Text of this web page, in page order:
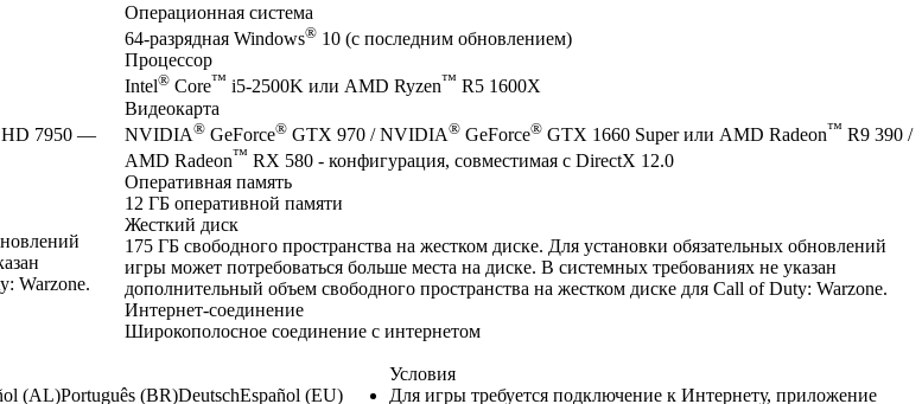
HD 7950 —
Warzone.
Операционная система
64-разрядная Windows® 10 (с последним обновлением)
Процессор
Intel® Core™ i5-2500K или AMD Ryzen™ R5 1600X
Видеокарта
NVIDIA® GeForce® GTX 970 / NVIDIA® GeForce® GTX 1660 Super или AMD Radeon™ R9 390 /
AMD Radeon™ RX 580 - конфигурация, совместимая с DirectX 12.0
Оперативная память
12 ГБ оперативной памяти
Жесткий диск
175 ГБ свободного пространства на жестком диске. Для установки обязательных обновлений
игры может потребоваться больше места на диске. В системных требованиях не указан
дополнительный объем свободного пространства на жестком диске для Call of Duty: Warzone.
Интернет-соединение
Широкополосное соединение с интернетом
(AL)Português (BR)DeutschEspañol (EU)
Условия
Для игры требуется подключение к Интернету, приложение